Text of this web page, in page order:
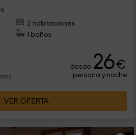
2 habitaciones
1 baños
desde 26€
persona y noche
VER OFERTA